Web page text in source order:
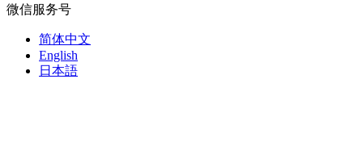
微信服务号
简体中文
English
日本語